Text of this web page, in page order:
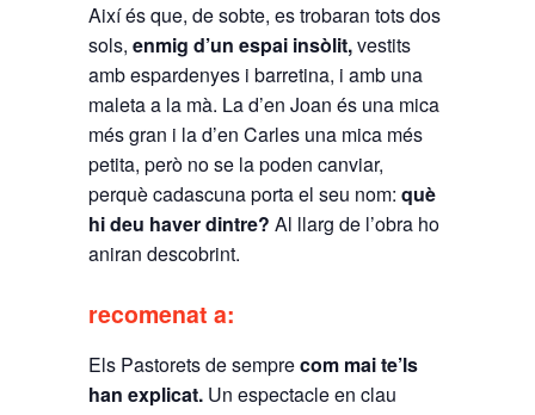
Així és que, de sobte, es trobaran tots dos
sols, enmig d’un espai insòlit,vestits
amb espardenyes i barretina, i amb una
maleta a la mà. La d’en Joan és una mica
més gran i la d’en Carles una mica més
petita, però no se la poden canviar,
perquè cadascuna porta el seu nom: què
hi deu haver dintre? Al llarg de l’obra ho
aniran descobrint.
recomenat a:
Els Pastorets de semprecom mai te’ls
han explicat. Un espectacle en clau